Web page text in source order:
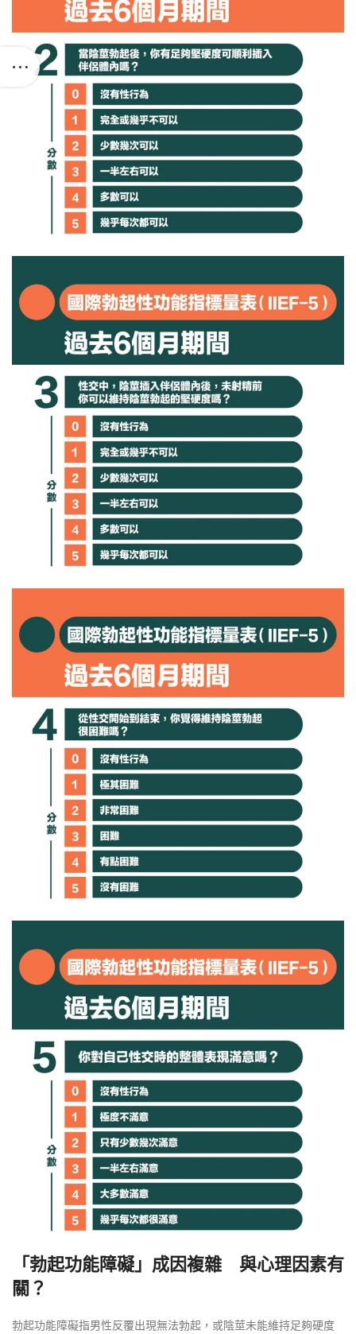
「勃起功能障礙」成因複雜 與心理因素有
關？
勃起功能障礙指男性反覆出現無法勃起，或陰莖未能維持足夠硬度